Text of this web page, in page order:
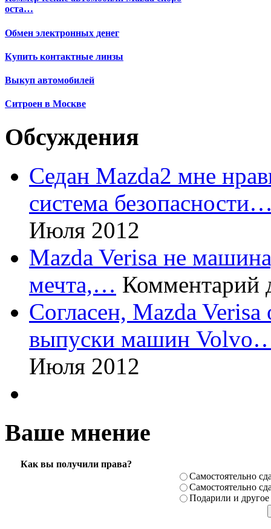
оста…
Обмен электронных денег
Купить контактные линзы
Выкуп автомобилей
Ситроен в Москве
Обсуждения
Седан Mazda2 мне
система
Июля 2012
Mazda Verisa не
мечта,… Комментарий
Согласен, Mazda
выпуски машин
Июля 2012
Ваше мнение
Как вы получили права?
Самостоя­тельно
Самостоя­тельно
Подарили­ и другое